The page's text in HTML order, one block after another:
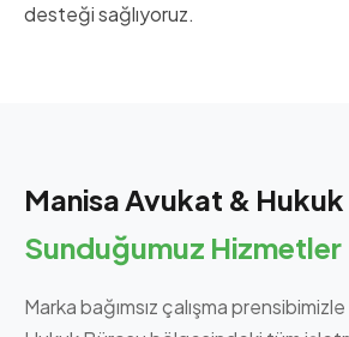
desteği sağlıyoruz.
Manisa Avukat &
Sunduğumuz Hizmetler
Marka bağımsız çalışma